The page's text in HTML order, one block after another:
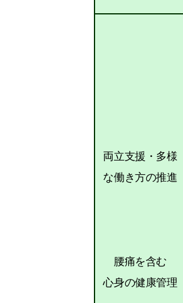
両立支援・多様
な働き方の推進
腰痛を含む
心身の健康管理